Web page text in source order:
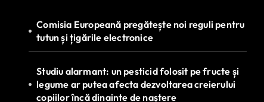
Comisia Europeană pregătește noi reguli pentru
tutun și țigările electronice
Studiu alarmant: un pesticid folosit pe fructe și
legume ar putea afecta dezvoltarea creierului
copiilor încă dinainte de naștere